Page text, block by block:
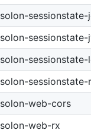
solon-sessionstate-
solon-
solon-sessionstate-
solon-sessionstate-
solon-web-cors
solon-web-rx